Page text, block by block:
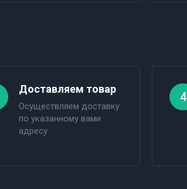
Доставляем товар
Осуществляем доставку
по указанному вами
адресу
4